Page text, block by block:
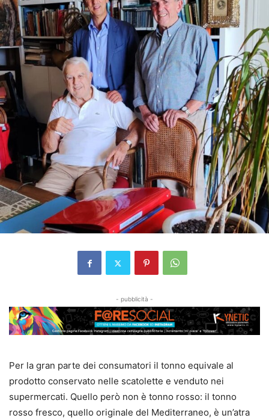
- pubblicità -
Per la gran parte dei consumatori il tonno equivale al
prodotto conservato nelle scatolette e venduto nei
supermercati. Quello però non è tonno rosso: il tonno
rosso fresco, quello originale del Mediterraneo, è un’atra